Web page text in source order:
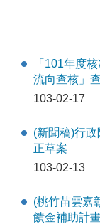
「101年度
流向查核」
103-02-17
(新聞稿)行
正草案
103-02-13
(桃竹苗雲嘉
饋金補助計